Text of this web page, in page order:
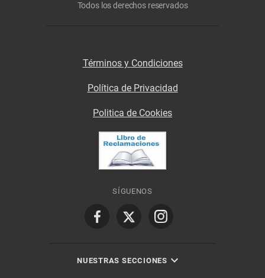
Todos los derechos reservados
Términos y Condiciones
Política de Privacidad
Politica de Cookies
SÍGUENOS
NUESTRAS SECCIONES